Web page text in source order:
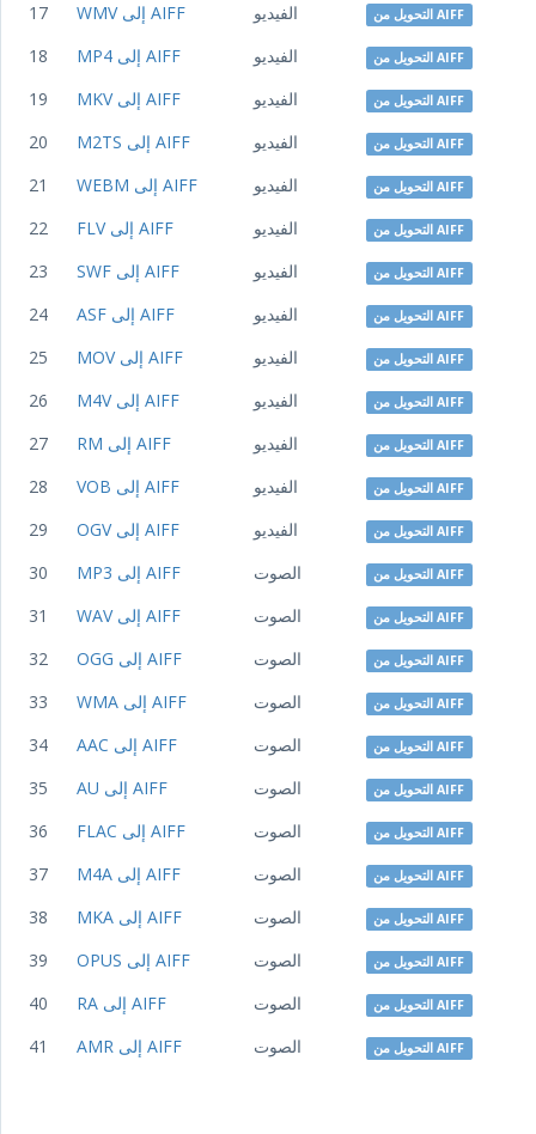
17 WMV إلى AIFF الفيديو التحويل من AIFF
18 MP4 إلى AIFF الفيديو التحويل من AIFF
19 MKV إلى AIFF الفيديو التحويل من AIFF
20 M2TS إلى AIFF الفيديو التحويل من AIFF
21 WEBM إلى AIFF الفيديو التحويل من AIFF
22 FLV إلى AIFF الفيديو التحويل من AIFF
23 SWF إلى AIFF الفيديو التحويل من AIFF
24 ASF إلى AIFF الفيديو التحويل من AIFF
25 MOV إلى AIFF الفيديو التحويل من AIFF
26 M4V إلى AIFF الفيديو التحويل من AIFF
27 RM إلى AIFF الفيديو التحويل من AIFF
28 VOB إلى AIFF الفيديو التحويل من AIFF
29 OGV إلى AIFF الفيديو التحويل من AIFF
30 MP3 إلى AIFF الصوت التحويل من AIFF
31 WAV إلى AIFF الصوت التحويل من AIFF
32 OGG إلى AIFF الصوت التحويل من AIFF
33 WMA إلى AIFF الصوت التحويل من AIFF
34 AAC إلى AIFF الصوت التحويل من AIFF
35 AU إلى AIFF الصوت التحويل من AIFF
36 FLAC إلى AIFF الصوت التحويل من AIFF
37 M4A إلى AIFF الصوت التحويل من AIFF
38 MKA إلى AIFF الصوت التحويل من AIFF
39 OPUS إلى AIFF الصوت التحويل من AIFF
40 RA إلى AIFF الصوت التحويل من AIFF
41 AMR إلى AIFF الصوت التحويل من AIFF